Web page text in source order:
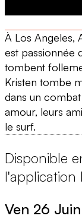
À Los Angeles,
est passionnée
tombent
Kristen tombe
dans un
amour, leurs
le surf.
Disponible
l'application
Ven 26 Juin